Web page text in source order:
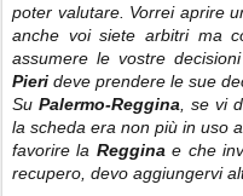
poter valutare. Vorrei aprire
anche voi siete arbitri ma
assumere le vostre
Pieri deve prendere le sue
Su Palermo-Reggina , se vi
la scheda era non più in uso
favorire la Reggina e che
recupero, devo aggiungervi